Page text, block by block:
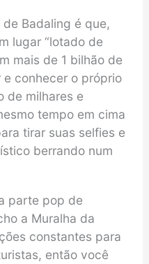
Badaling é que,
lugar “lotado de
mais de 1 bilhão de
conhecer o próprio
de milhares e
tempo em cima
tirar suas selfies e
berrando num
parte pop de
a Muralha da
constantes para
então você